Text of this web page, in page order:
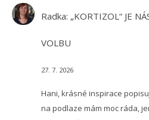
Radka: „KORTIZOL“ JE
VOLBU
27. 7. 2026
Hani, krásné inspirace
na podlaze mám moc ráda,